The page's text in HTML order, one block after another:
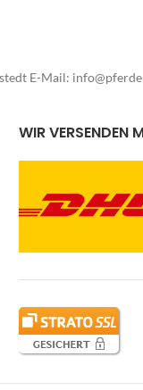
E-Mail:
WIR VERSENDEN